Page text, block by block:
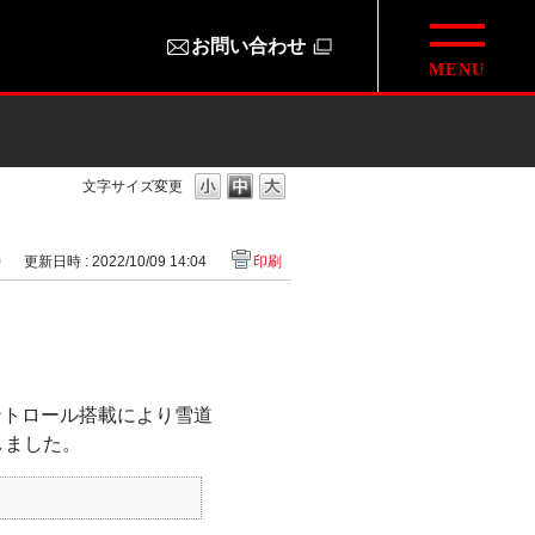
お問い合わせ
文字サイズ変更
更新日時 : 2022/10/09 14:04 印刷
ロール搭載により雪道
した。